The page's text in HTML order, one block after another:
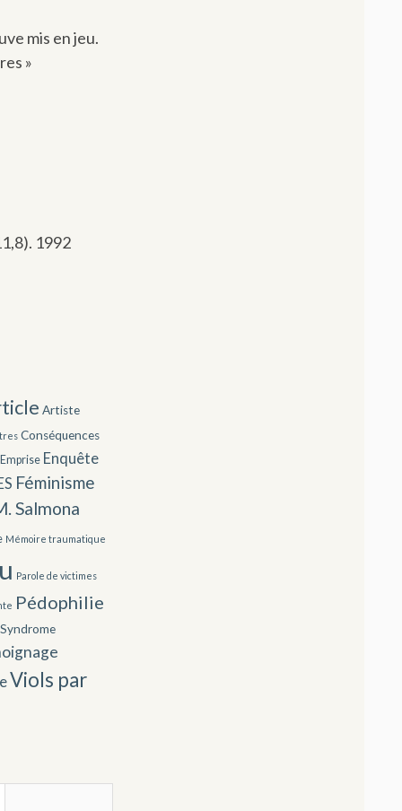
mis en jeu.
»
1992
Artiste
Conséquences
Emprise Enquête
Féminisme
Salmona
Mémoire traumatique
Parole de victimes
Pédophilie
Syndrome
Viols par